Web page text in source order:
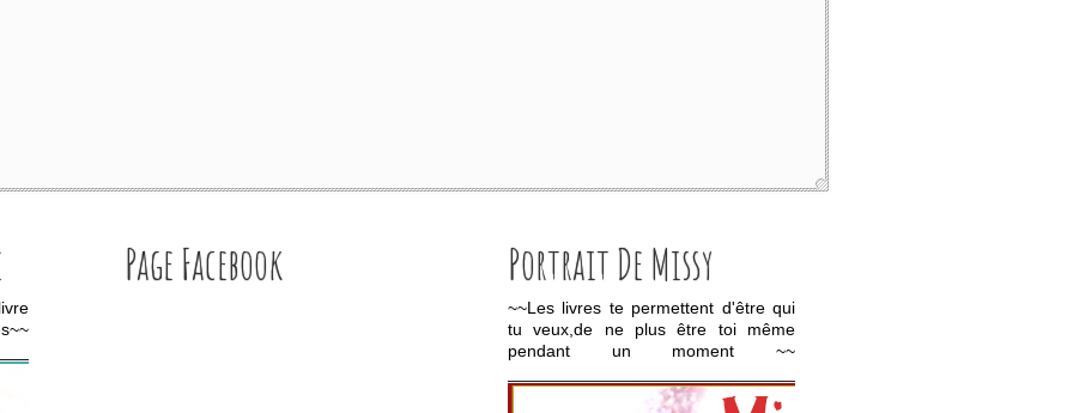
Page Facebook Portrait De Missy
~~Les livres te permettent d'être qui
tu veux,de ne plus être toi même
pendant un moment ~~